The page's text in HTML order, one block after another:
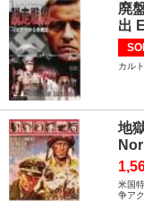
廃
出
カル
地
米国
争ア